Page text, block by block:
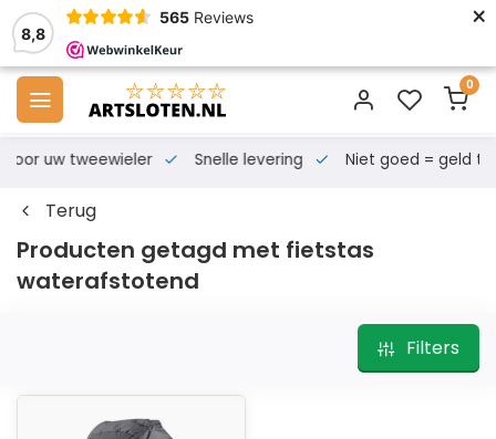
8,8
565 Reviews ×
0
voor uw tweewieler Snelle levering Niet goed = geld
Terug
Producten getagd met fietstas
waterafstotend
Filters